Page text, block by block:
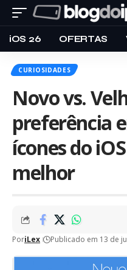
iOS 26 OFERTAS
CURIOSIDADES
Novo vs.
preferência
ícones do
melhor
PoriLex Publicado em 13 de